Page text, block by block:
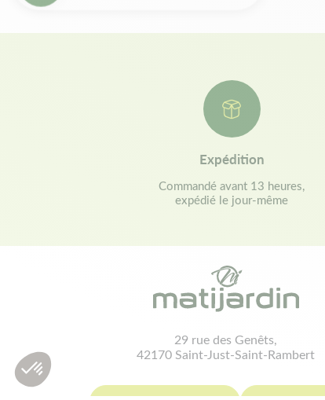
Expédition
Commandé avant 13 heures,
expédié le jour-même
29 rue des Genêts,
42170 Saint-Just-Saint-Rambert